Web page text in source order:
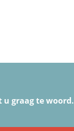
graag te woord.